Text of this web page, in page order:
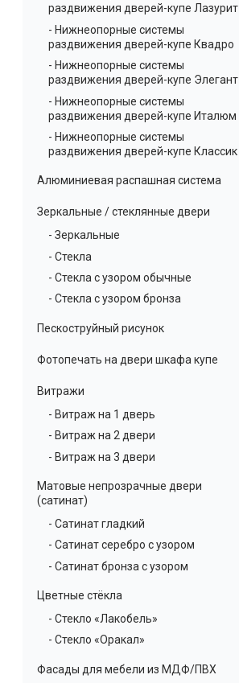
раздвижения дверей-купе Лазурит
- Нижнеопорные системы
раздвижения дверей-купе Квадро
- Нижнеопорные системы
раздвижения дверей-купе Элегант
- Нижнеопорные системы
раздвижения дверей-купе Италюм
- Нижнеопорные системы
раздвижения дверей-купе Классик
Алюминиевая распашная система
Зеркальные / стеклянные двери
- Зеркальные
- Стекла
- Стекла с узором обычные
- Стекла с узором бронза
Пескоструйный рисунок
Фотопечать на двери шкафа купе
Витражи
- Витраж на 1 дверь
- Витраж на 2 двери
- Витраж на 3 двери
Матовые непрозрачные двери
(сатинат)
- Сатинат гладкий
- Сатинат серебро с узором
- Сатинат бронза с узором
Цветные стёкла
- Стекло «Лакобель»
- Стекло «Оракал»
Фасады для мебели из МДФ/ПВХ